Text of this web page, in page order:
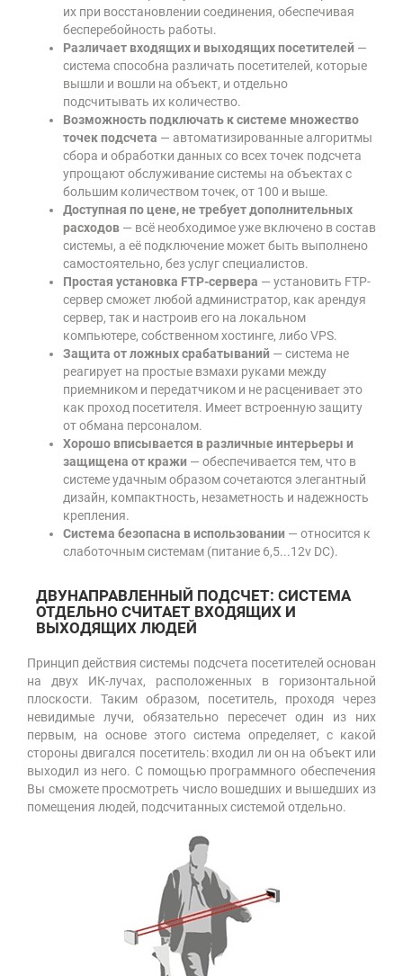
их при восстановлении соединения, обеспечивая
бесперебойность работы.
Различает входящих и выходящих посетителей —
система способна различать посетителей, которые
вышли и вошли на объект, и отдельно
подсчитывать их количество.
Возможность подключать к системе множество
точек подсчета — автоматизированные алгоритмы
сбора и обработки данных со всех точек подсчета
упрощают обслуживание системы на объектах с
большим количеством точек, от 100 и выше.
Доступная по цене, не требует дополнительных
расходов — всё необходимое уже включено в состав
системы, а её подключение может быть выполнено
самостоятельно, без услуг специалистов.
Простая установка FTP-сервера — установить FTP-
сервер сможет любой администратор, как арендуя
сервер, так и настроив его на локальном
компьютере, собственном хостинге, либо VPS.
Защита от ложных срабатываний — система не
реагирует на простые взмахи руками между
приемником и передатчиком и не расценивает это
как проход посетителя. Имеет встроенную защиту
от обмана персоналом.
Хорошо вписывается в различные интерьеры и
защищена от кражи — обеспечивается тем, что в
системе удачным образом сочетаются элегантный
дизайн, компактность, незаметность и надежность
крепления.
Система безопасна в использовании — относится к
слаботочным системам (питание 6,5...12v DC).
ДВУНАПРАВЛЕННЫЙ ПОДСЧЕТ: СИСТЕМА
ОТДЕЛЬНО СЧИТАЕТ ВХОДЯЩИХ И
ВЫХОДЯЩИХ ЛЮДЕЙ
Принцип действия системы подсчета посетителей основан
на двух ИК-лучах, расположенных в горизонтальной
плоскости. Таким образом, посетитель, проходя через
невидимые лучи, обязательно пересечет один из них
первым, на основе этого система определяет, с какой
стороны двигался посетитель: входил ли он на объект или
выходил из него. С помощью программного обеспечения
Вы сможете просмотреть число вошедших и вышедших из
помещения людей, подсчитанных системой отдельно.